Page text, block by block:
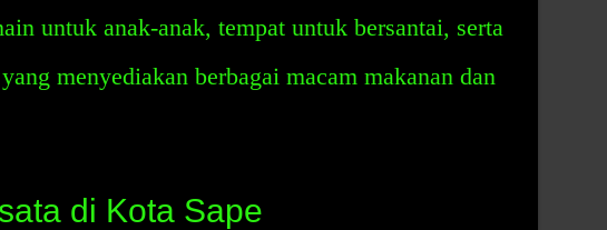
untuk anak-anak, tempat untuk bersantai, serta
menyediakan berbagai macam makanan dan
di Kota Sape